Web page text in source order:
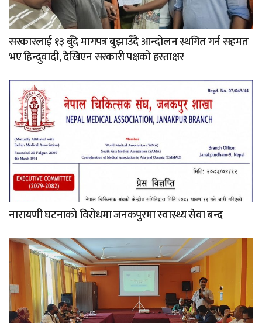
सरकारलाई १३ बुँदे मागपत्र बुझाउँदै आन्दोलन स्थगित गर्न सहमत
भए हिन्दुवादी, देखिएन सरकारी पक्षको हस्ताक्षर
नारायणी घटनाको विरोधमा जनकपुरमा स्वास्थ्य सेवा बन्द